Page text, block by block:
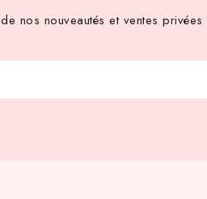
nos nouveautés et ventes privées